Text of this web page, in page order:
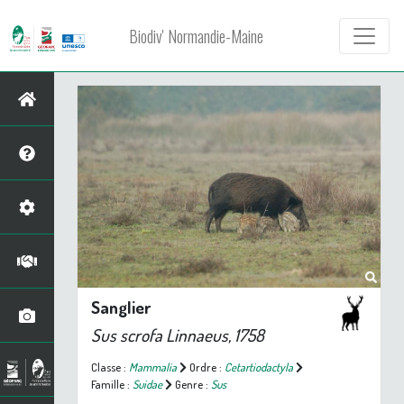
Biodiv' Normandie-Maine
Sanglier
Sus scrofa Linnaeus, 1758
Classe : Mammalia Ordre : Cetartiodactyla
Famille : Suidae Genre : Sus